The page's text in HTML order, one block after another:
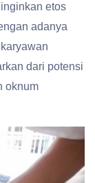
etos
adanya
dari potensi
oknum